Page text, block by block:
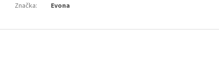
Značka: Evona
Z